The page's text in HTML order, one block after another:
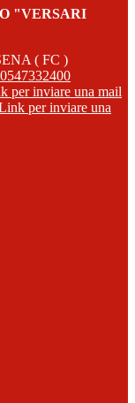
"VERSARI
( FC )
per inviare una mail
per inviare una